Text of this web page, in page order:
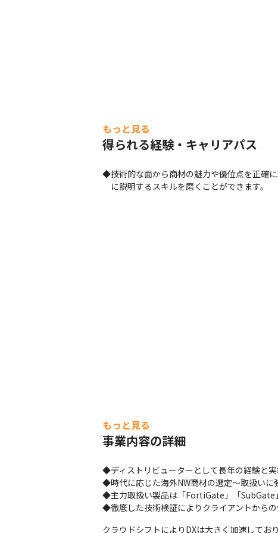
もっと見る
得られる経験・キャリアパス
◆技術的な面から商材の魅力や優位点を正確
に説明するスキルを磨くことができます。
もっと見る
事業内容の詳細
◆ディストリビューターとして長年の経験と実
◆時代に応じた海外NW商材の選定～取扱いに
◆主力取扱い製品は「FortiGate」「SubGate
◆徹底した技術検証によりクライアントから
クラウドシフトによりDXは大きく加速してお